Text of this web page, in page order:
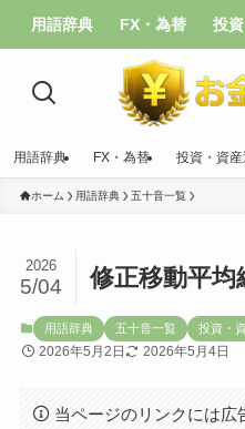
用語辞典 FX・為替 投
用語辞典 FX・為替 投資・資
ホーム 用語辞典 五十音一覧
修正移動平均
2026
5/04
用語辞典 五十音一覧 投資・
2026年5月2日 2026年5月4日
当ページのリンクには広